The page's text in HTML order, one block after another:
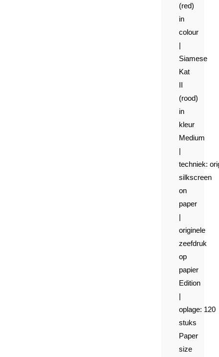
(red)
in
colour
|
Siamese
Kat
II
(rood)
in
kleur
Medium
|
techniek:
silkscreen
on
paper
|
originele
zeefdruk
op
papier
Edition
|
oplage: 120
stuks
Paper
size